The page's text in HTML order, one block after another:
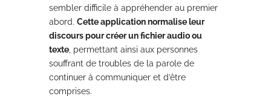
sembler difficile à appréhender au premier
abord. Cette application normalise leur
discours pour créer un fichier audio ou
texte, permettant ainsi aux personnes
souffrant de troubles de la parole de
continuer à communiquer et d’être
comprises.